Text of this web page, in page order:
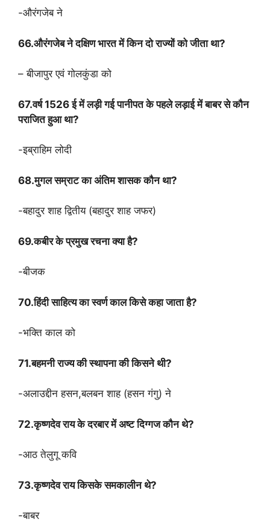
-औरंगजेब ने
66.औरंगजेब ने दक्षिण भारत में किन दो राज्यों को जीता था?
– बीजापुर एवं गोलकुंडा को
67.वर्ष 1526 ई में लड़ी गई पानीपत के पहले लड़ाई में बाबर से कौन
पराजित हुआ था?
-इब्राहिम लोदी
68.मुगल सम्राट का अंतिम शासक कौन था?
-बहादुर शाह द्वितीय (बहादुर शाह जफर)
69.कबीर के प्रमुख रचना क्या है?
-बीजक
70.हिंदी साहित्य का स्वर्ण काल किसे कहा जाता है?
-भक्ति काल को
71.बहमनी राज्य की स्थापना की किसने थी?
-अलाउद्दीन हसन,बलबन शाह (हसन गंगु) ने
72.कृष्णदेव राय के दरबार में अष्ट दिग्गज कौन थे?
-आठ तेलुगू कवि
73.कृष्णदेव राय किसके समकालीन थे?
-बाबर